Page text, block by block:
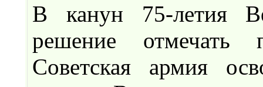
В канун 75-летия
решение отмечать
Советская армия